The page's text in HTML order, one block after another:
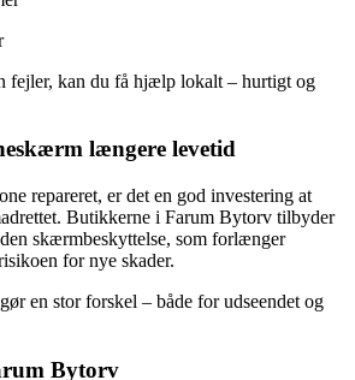
fejler, kan du få hjælp lokalt – hurtigt og
længere levetid
repareret, er det en god investering at
Butikkerne i Farum Bytorv tilbyder
skærmbeskyttelse, som forlænger
for nye skader.
en stor forskel – både for udseendet og
Bytorv